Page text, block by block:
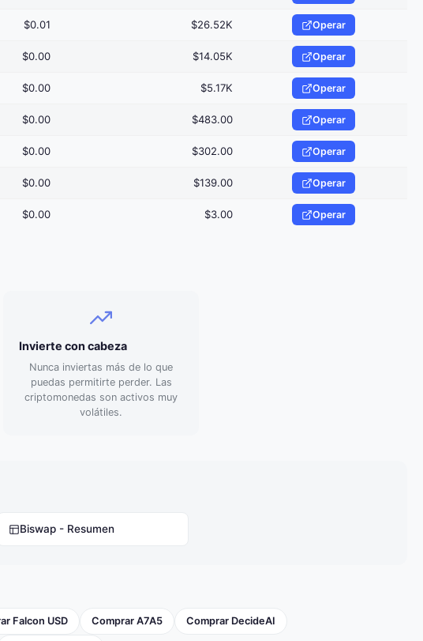
$0.01 $26.52K Operar
$0.00 $14.05K Operar
$0.00 $5.17K Operar
$0.00 $483.00 Operar
$0.00 $302.00 Operar
$0.00 $139.00 Operar
$0.00 $3.00 Operar
Invierte con cabeza
Nunca inviertas más de lo que
puedas permitirte perder. Las
criptomonedas son activos muy
volátiles.
Biswap - Resumen
Falcon USD Comprar A7A5 Comprar DecideAI